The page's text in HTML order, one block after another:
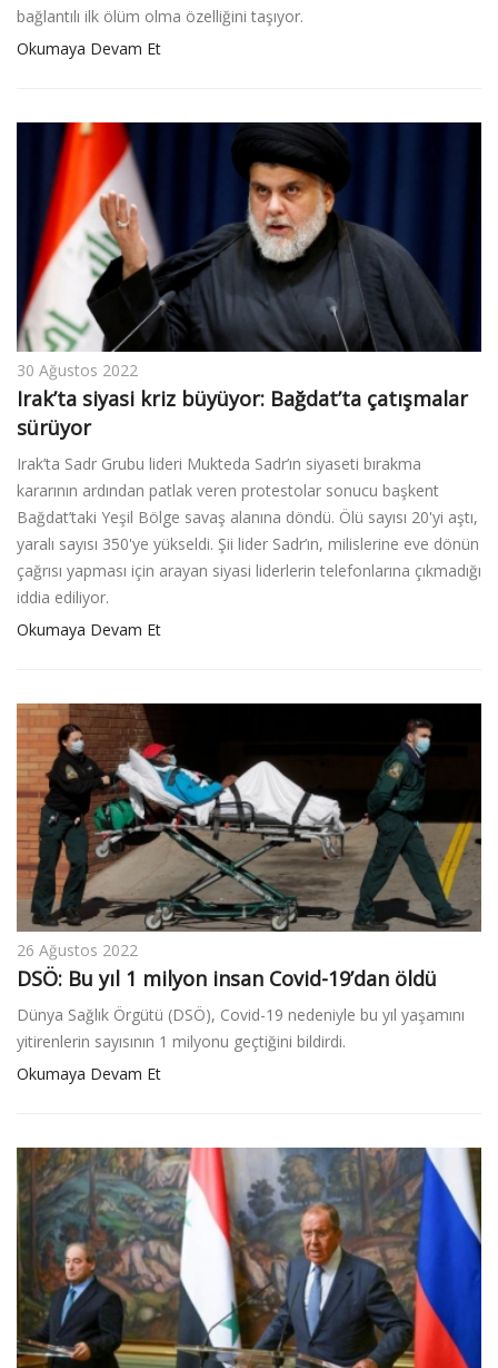
bağlantılı ilk ölüm olma özelliğini taşıyor.
Okumaya Devam Et
30 Ağustos 2022
Irak’ta siyasi kriz büyüyor: Bağdat’ta çatışmalar
sürüyor
Irak’ta Sadr Grubu lideri Mukteda Sadr’ın siyaseti bırakma
kararının ardından patlak veren protestolar sonucu başkent
Bağdat’taki Yeşil Bölge savaş alanına döndü. Ölü sayısı 20'yi aştı,
yaralı sayısı 350'ye yükseldi. Şii lider Sadr’ın, milislerine eve dönün
çağrısı yapması için arayan siyasi liderlerin telefonlarına çıkmadığı
iddia ediliyor.
Okumaya Devam Et
26 Ağustos 2022
DSÖ: Bu yıl 1 milyon insan Covid-19’dan öldü
Dünya Sağlık Örgütü (DSÖ), Covid-19 nedeniyle bu yıl yaşamını
yitirenlerin sayısının 1 milyonu geçtiğini bildirdi.
Okumaya Devam Et